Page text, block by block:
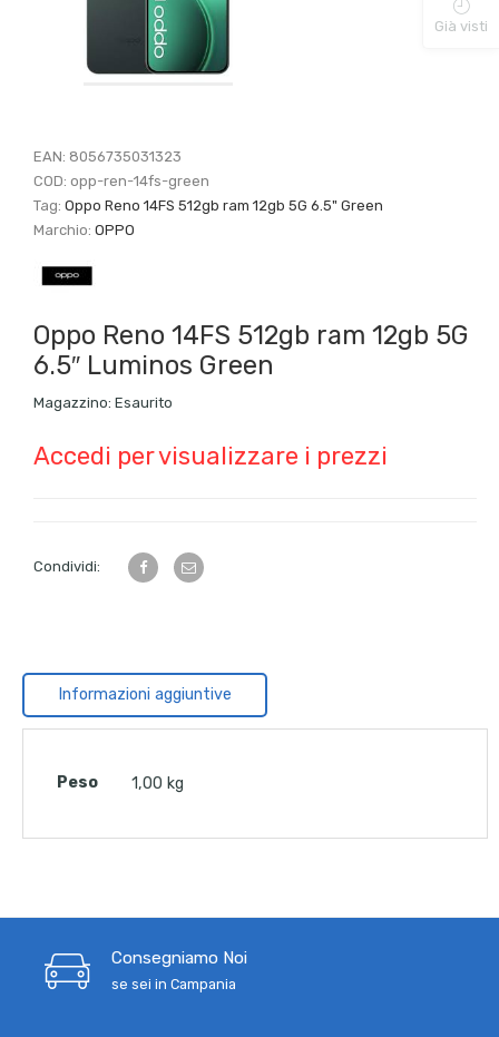
EAN: 8056735031323
COD:opp-ren-14fs-green
Tag:Oppo Reno 14FS 512gb ram 12gb 5G 6.5" Green
Marchio:OPPO
Oppo Reno 14FS 512gb ram 12gb 5G
6.5″ Luminos Green
Magazzino: Esaurito
Accedi per visualizzare i prezzi
Condividi:
Informazioni aggiuntive
Peso 1,00 kg
Consegniamo Noi
se sei in Campania
Già visti